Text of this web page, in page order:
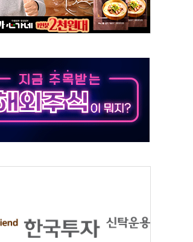
들 '범죄 사각지대' 우려
율규제단체' 타진
지 의혹 소명" 요구